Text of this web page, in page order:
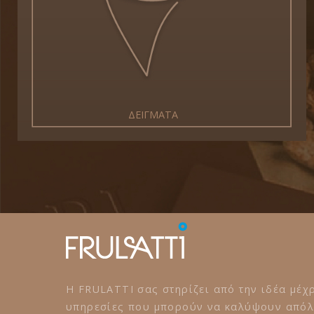
ΔΕΙΓΜΑΤΑ
Η FRULATTI σας στηρίζει από την ιδέα
υπηρεσίες που μπορούν να καλύψουν